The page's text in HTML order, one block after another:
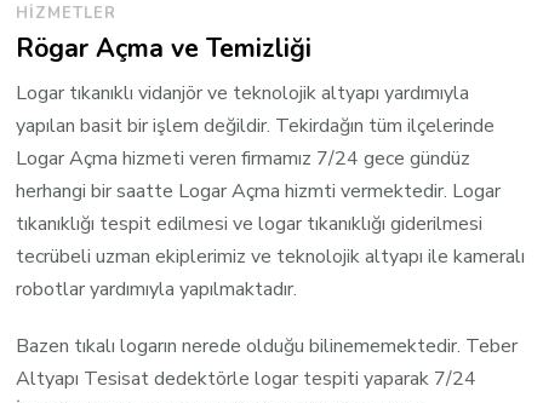
HIZMETLER
Rögar Açma ve Temizliği
Logar tıkanıklı vidanjör ve teknolojik altyapı yardımıyla
yapılan basit bir işlem değildir. Tekirdağın tüm ilçelerinde
Logar Açma hizmeti veren firmamız 7/24 gece gündüz
herhangi bir saatte Logar Açma hizmti vermektedir. Logar
tıkanıklığı tespit edilmesi ve logar tıkanıklığı giderilmesi
tecrübeli uzman ekiplerimiz ve teknolojik altyapı ile kameralı
robotlar yardımıyla yapılmaktadır.
Bazen tıkalı logarın nerede olduğu bilinememektedir. Teber
Altyapı Tesisat dedektörle logar tespiti yaparak 7/24